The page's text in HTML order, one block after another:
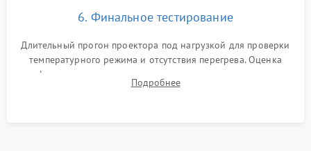
6. Финальное тестирование
Длительный прогон проектора под нагрузкой для проверки
температурного режима и отсутствия перегрева. Оценка
фокуса, контрастности и цветопередачи на тестовых
таблицах. Проверка работы всех видеовходов и кнопок
Подробнее